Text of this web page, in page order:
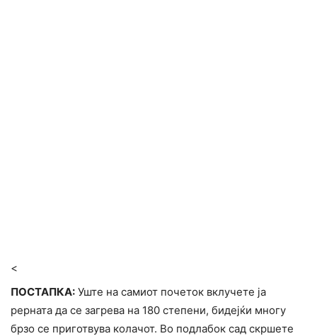
<
ПОСТАПКА: Уште на самиот почеток вклучете ја
рерната да се загрева на 180 степени, бидејќи многу
брзо се приготвува колачот. Во подлабок сад скршете